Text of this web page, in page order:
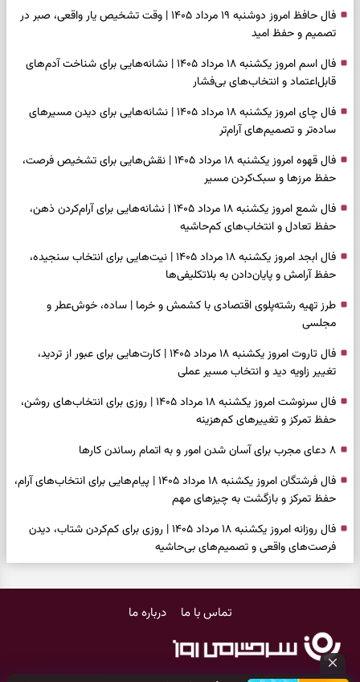
فال حافظ امروز دوشنبه ۱۹ مرداد ۱۴۰۵ | وقت تشخیص یار واقعی، صبر در
تصمیم و حفظ امید
فال اسم امروز یکشنبه ۱۸ مرداد ۱۴۰۵ | نشانه‌هایی برای شناخت آدم‌های
قابل‌اعتماد و انتخاب‌های بی‌فشار
فال چای امروز یکشنبه ۱۸ مرداد ۱۴۰۵ | نشانه‌هایی برای دیدن مسیرهای
ساده‌تر و تصمیم‌های آرام‌تر
فال قهوه امروز یکشنبه ۱۸ مرداد ۱۴۰۵ | نقش‌هایی برای تشخیص فرصت،
حفظ مرزها و سبک‌کردن مسیر
فال شمع امروز یکشنبه ۱۸ مرداد ۱۴۰۵ | نشانه‌هایی برای آرام‌کردن ذهن،
حفظ تعادل و انتخاب‌های کم‌حاشیه
فال ابجد امروز یکشنبه ۱۸ مرداد ۱۴۰۵ | نیت‌هایی برای انتخاب سنجیده،
حفظ آرامش و پایان‌دادن به بلاتکلیفی‌ها
طرز تهیه رشته‌پلوی اقتصادی با کشمش و خرما | ساده، خوش‌عطر و
مجلسی
فال تاروت امروز یکشنبه ۱۸ مرداد ۱۴۰۵ | کارت‌هایی برای عبور از تردید،
تغییر زاویه دید و انتخاب مسیر عملی
فال سرنوشت امروز یکشنبه ۱۸ مرداد ۱۴۰۵ | روزی برای انتخاب‌های روشن،
حفظ تمرکز و تغییرهای کم‌هزینه
۸ دعای مجرب برای آسان شدن امور و به اتمام رساندن کار‌ها
فال فرشتگان امروز یکشنبه ۱۸ مرداد ۱۴۰۵ | پیام‌هایی برای انتخاب‌های آرام،
حفظ تمرکز و بازگشت به چیزهای مهم
فال روزانه امروز یکشنبه ۱۸ مرداد ۱۴۰۵ | روزی برای کم‌کردن شتاب، دیدن
فرصت‌های واقعی و تصمیم‌های بی‌حاشیه
واقعی، کم‌کردن بار اضافه و تصمیم بدون عجله
تماس با ما درباره ما